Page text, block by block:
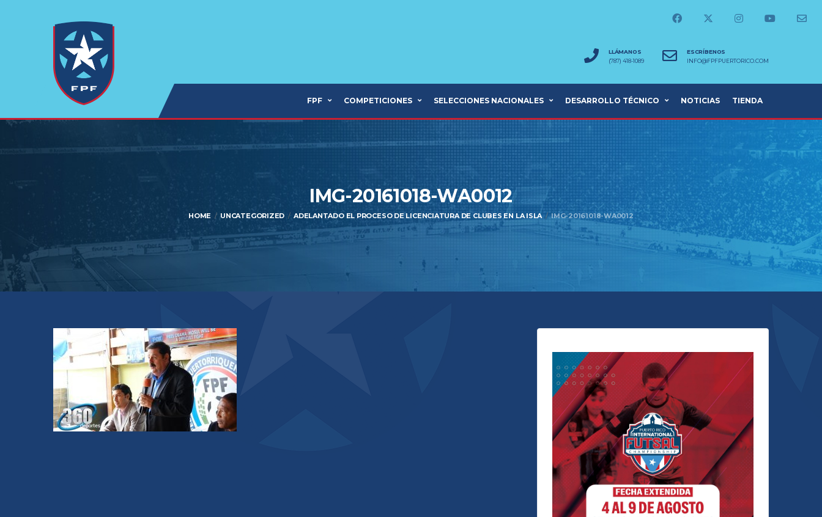
LLÁMANOS
(787) 418-1089
ESCRÍBENOS
INFO@FPFPUERTORICO.COM
FPF COMPETICIONES SELECCIONES NACIONALES DESARROLLO TÉCNICO NOTICIAS TIENDA
IMG-20161018-WA0012
HOME UNCATEGORIZED ADELANTADO EL PROCESO DE LICENCIATURA DE CLUBES EN LA ISLA IMG-20161018-WA0012